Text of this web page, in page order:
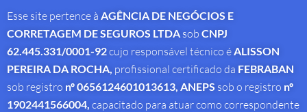
Esse site pertence à AGÊNCIA DE NEGÓCIOS E
CORRETAGEM DE SEGUROS LTDA sob CNPJ
62.445.331/0001-92cujo responsável técnico é ALISSON
PEREIRA DA ROCHA profissional certificado da FEBRABAN
sob registro nº 0656124601013613, ANEPS sob o registro nº
1902441566004, capacitado para atuar como correspondente